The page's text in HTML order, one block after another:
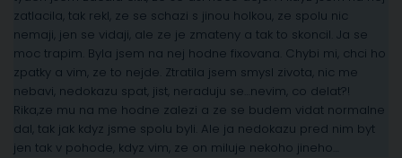
zatlacila, tak rekl, ze se schazi s jinou holkou, ze spolu nic
nemaji, jen se vidaji, ale ze je zmateny a tak to skoncil. Ja se
moc trapim. Byla jsem na nej hodne fixovana. Chybi mi, chci ho
zpatky a vim, ze to nejde. Ztratila jsem smysl zivota, nic me
nebavi, nedokazu spat, jist, neraduju se…nevim, co delat?!
Rika,ze mu na me hodne zalezi a ze se budem vidat normalne
dal, tak jak kdyz jsme spolu byli. Ale ja nedokazu pred nim byt
jen tak v pohode, kdyz vim, ze on miluje nekoho jineho…